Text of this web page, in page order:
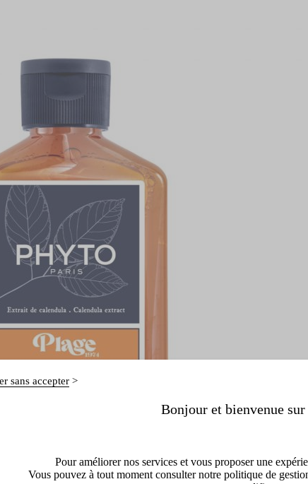
Bonjour et bienvenue
sans accepter
Pour améliorer nos services et vous proposer une
Vous pouvez à tout moment consulter notre politique de